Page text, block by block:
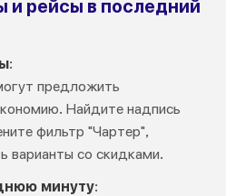
и рейсы в последний
:
предложить
Найдите надпись
фильтр "Чартер",
варианты со скидками.
минуту: